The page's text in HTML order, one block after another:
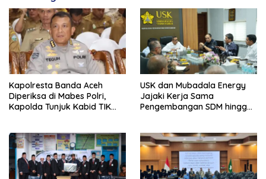
Kapolresta Banda Aceh
Diperiksa di Mabes Polri,
Kapolda Tunjuk Kabid TIK
USK dan Mubadala Energy
Jajaki Kerja Sama
Pengembangan SDM hingga